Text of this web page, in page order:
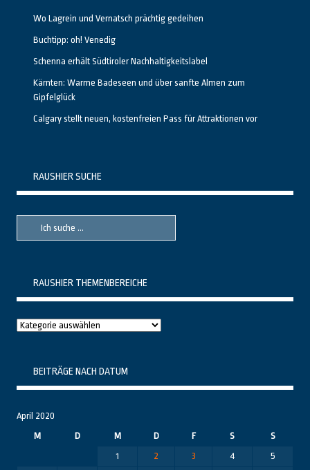
Wo Lagrein und Vernatsch prächtig gedeihen
Buchtipp: oh! Venedig
Schenna erhält Südtiroler Nachhaltigkeitslabel
Kärnten: Warme Badeseen und über sanfte Almen zum
Gipfelglück
Calgary stellt neuen, kostenfreien Pass für Attraktionen vor
RAUSHIER SUCHE
Suche
Suche
RAUSHIER THEMENBEREICHE
Raushier
BEITRÄGE NACH DATUM
April 2020
M
D M D F S
S
1
2 3 4
5